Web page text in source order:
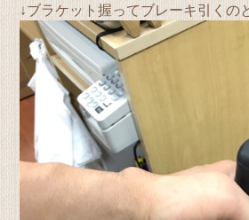
↓ブラケット握ってブレーキ引くの